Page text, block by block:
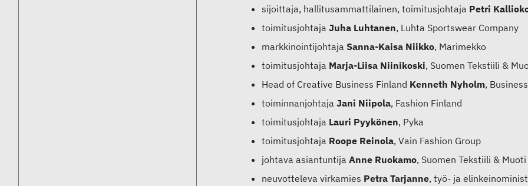
sijoittaja, hallitusammattilainen, toimitusjohtaja Petri
toimitusjohtajaJuha Luhtanen, Luhta Sportswear Company
markkinointijohtajaSanna-Kaisa Niikko, Marimekko
toimitusjohtaja Marja-Liisa Niinikoski, Suomen Tekstiili &
Head of Creative Business Finland Kenneth Nyholm,
toiminnanjohtajaJani Niipola, Fashion Finland
toimitusjohtaja Lauri Pyykönen, Pyka
toimitusjohtaja Roope Reinola, Vain Fashion Group
johtava asiantuntijaAnne Ruokamo, Suomen Tekstiili & Muoti
neuvotteleva virkamies Petra Tarjanne, työ- ja